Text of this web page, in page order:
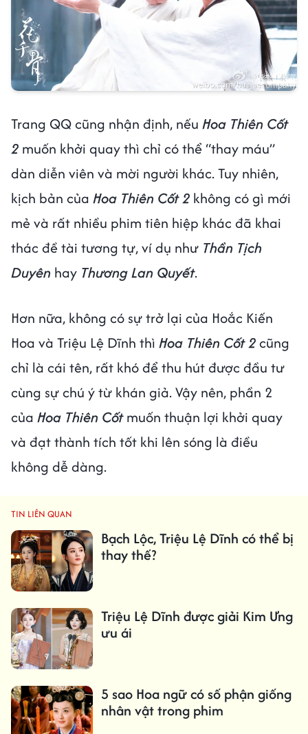
Trang QQ cũng nhận định, nếu Hoa Thiên Cốt
2 muốn khởi quay thì chỉ có thể “thay máu”
dàn diễn viên và mời người khác. Tuy nhiên,
kịch bản của Hoa Thiên Cốt 2 không có gì mới
mẻ và rất nhiều phim tiên hiệp khác đã khai
thác đề tài tương tự, ví dụ như Thần Tịch
Duyên hay Thương Lan Quyết.
Hơn nữa, không có sự trở lại của Hoắc Kiến
Hoa và Triệu Lệ Dĩnh thì Hoa Thiên Cốt 2cũng
chỉ là cái tên, rất khó để thu hút được đầu tư
cùng sự chú ý từ khán giả. Vậy nên, phần 2
của Hoa Thiên Cốtmuốn thuận lợi khởi quay
và đạt thành tích tốt khi lên sóng là điều
không dễ dàng.
TIN LIÊN QUAN
Bạch Lộc, Triệu Lệ Dĩnh có thể bị
thay thế?
Triệu Lệ Dĩnh được giải Kim Ưng
ưu ái
5 sao Hoa ngữ có số phận giống
nhân vật trong phim